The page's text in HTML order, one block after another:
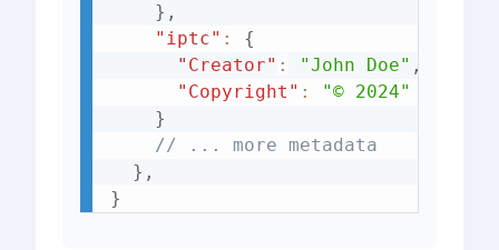
} ,
"iptc" :
{
"Creator" : "John Doe" ,
"Copyright" :
"© 2024"
}
// ... more metadata
} ,
}